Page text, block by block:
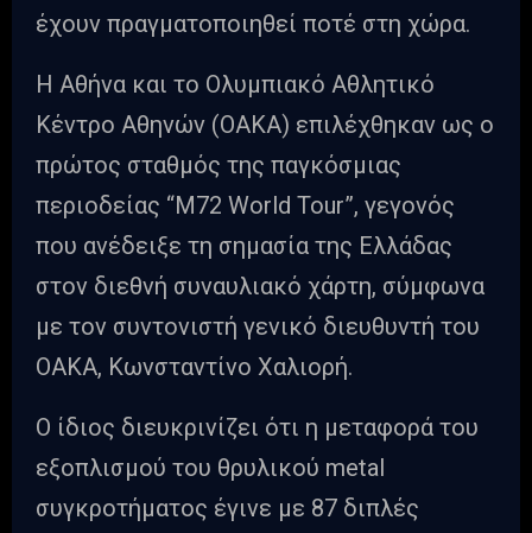
έχουν πραγματοποιηθεί ποτέ στη χώρα.
Η Αθήνα και το Ολυμπιακό Αθλητικό
Κέντρο Αθηνών (ΟΑΚΑ) επιλέχθηκαν ως ο
πρώτος σταθμός της παγκόσμιας
περιοδείας “M72 World Tour”, γεγονός
που ανέδειξε τη σημασία της Ελλάδας
στον διεθνή συναυλιακό χάρτη, σύμφωνα
με τον συντονιστή γενικό διευθυντή του
ΟΑΚΑ, Κωνσταντίνο Χαλιορή.
Ο ίδιος διευκρινίζει ότι η μεταφορά του
εξοπλισμού του θρυλικού metal
συγκροτήματος έγινε με 87 διπλές